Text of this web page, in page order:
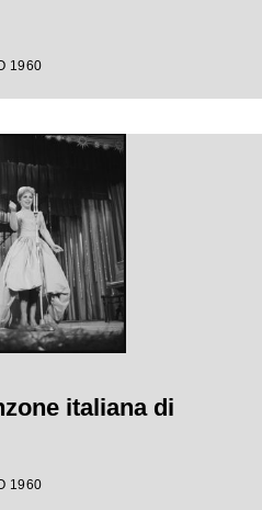
1960
italiana di
1960